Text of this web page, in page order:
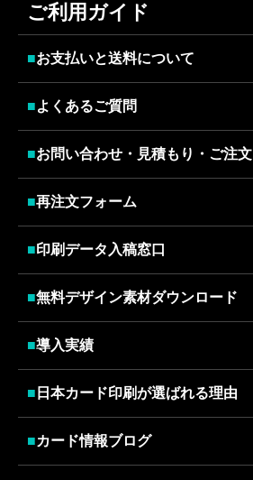
ご利用ガイド
■お支払いと送料について
■よくあるご質問
■お問い合わせ・見積もり・ご注文
■再注文フォーム
■印刷データ入稿窓口
■無料デザイン素材ダウンロード
■導入実績
■ 日本カード印刷が選ばれる理由
■カード情報ブログ